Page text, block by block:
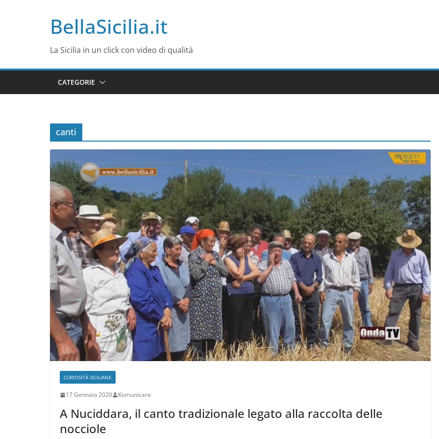
BellaSicilia.it
La Sicilia in un click con video di qualità
CATEGORIE
canti
CURIOSITÀ SICILIANE
17 Gennaio 2020 Komunicare
A Nuciddara, il canto tradizionale legato alla raccolta delle
nocciole